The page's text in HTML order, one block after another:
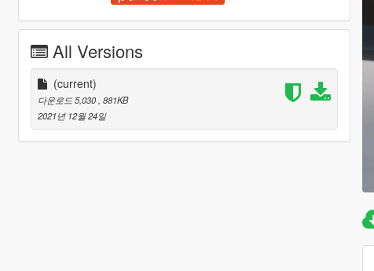
All Versions
(current)
다운로드 5,030 , 881KB
2021년 12월 24일